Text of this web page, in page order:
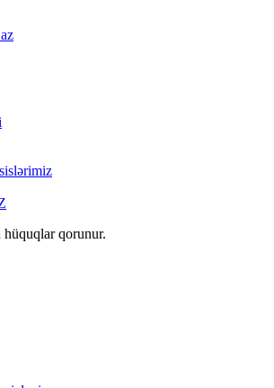
qorunur.